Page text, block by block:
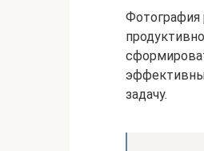
Фотография
задачу.